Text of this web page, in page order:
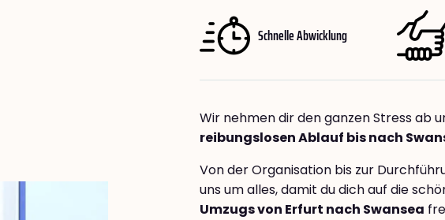
Schnelle Abwicklung
Wir nehmen dir den ganzen Stress ab
reibungslosen Ablauf bis nach
Von der Organisation bis zur
uns um alles, damit du dich auf die
Umzugs von Erfurt nach Swansea